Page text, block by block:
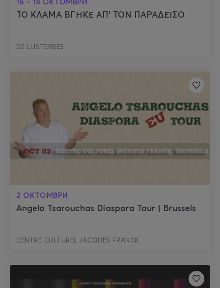
ΤΟ ΚΛΑΜΑ ΒΓΗΚΕ ΑΠ’ ΤΟΝ ΠΑΡΑΔΕΙΣΟ
DE LIJSTERBES
2 ОКТОМВРИ
Angelo Tsarouchas Diaspora Tour | Brussels
CENTRE CULTUREL JACQUES FRANCK